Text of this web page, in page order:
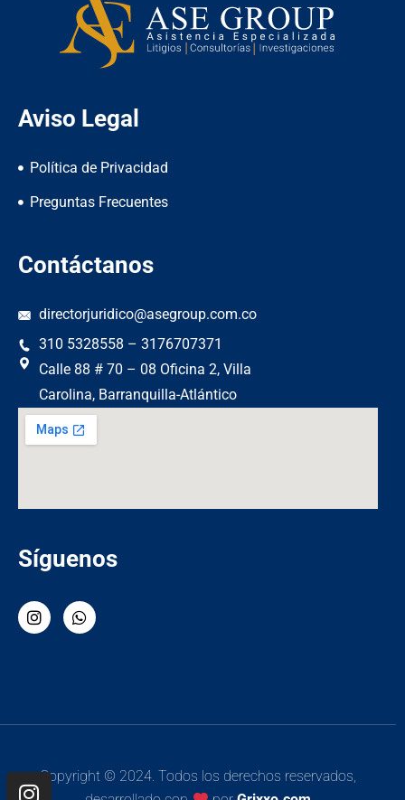
Aviso Legal
Política de Privacidad
Preguntas Frecuentes
Contáctanos
directorjuridico@asegroup.com.co
310 5328558 – 3176707371
Calle 88 # 70 – 08 Oficina 2, Villa
Carolina, Barranquilla-Atlántico
Síguenos
Copyright © 2024. Todos los derechos reservados,